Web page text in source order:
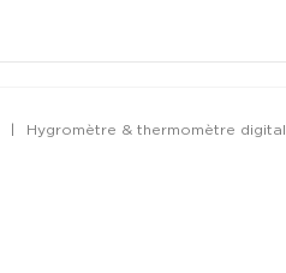
Hygromètre & thermomètre digital